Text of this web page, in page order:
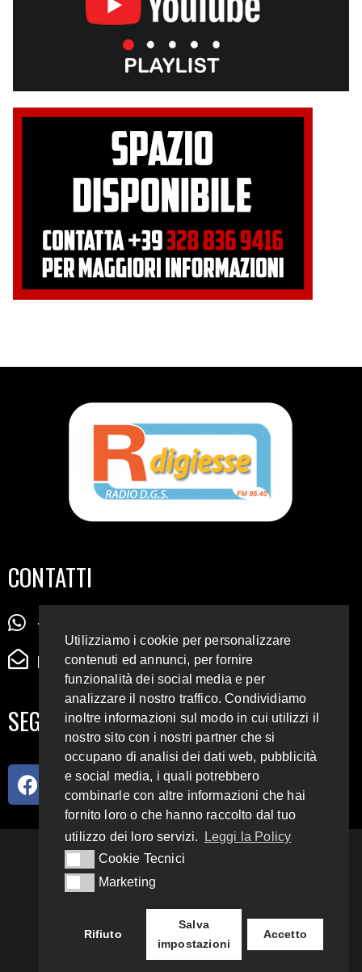
CONTATTI
+39 345 72 72 88 5
radiodigiesse@gmail.com
SEGUICI SUI SOCIAL
93.4 E 95.3 FM
Privacy & Cookie Policy
Utilizziamo i cookie per personalizzare
contenuti ed annunci, per fornire
funzionalità dei social media e per
analizzare il nostro traffico. Condividiamo
inoltre informazioni sul modo in cui utilizzi il
nostro sito con i nostri partner che si
occupano di analisi dei dati web, pubblicità
e social media, i quali potrebbero
combinarle con altre informazioni che hai
fornito loro o che hanno raccolto dal tuo
utilizzo dei loro servizi.
Leggi la Policy
Cookie Tecnici
Cookie Tecnici
MarketingMarketing
Rifiuto
Salva
impostazioni
Accetto